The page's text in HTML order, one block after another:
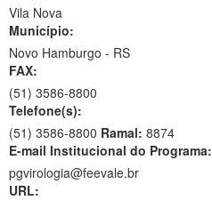
Vila Nova
Município:
Novo Hamburgo - RS
FAX:
(51) 3586-8800
Telefone(s):
(51) 3586-8800 Ramal: 8874
E-mail Institucional do Programa:
pgvirologia@feevale.br
URL: